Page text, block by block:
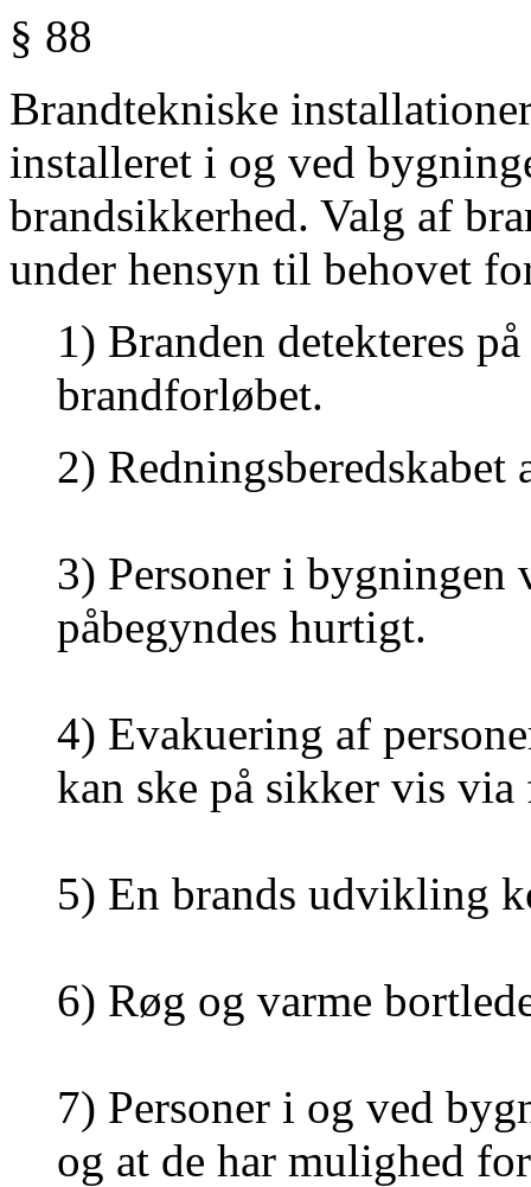
§ 88
Brandtekniske
installeret i og ved
brandsikkerhed. Valg af
under hensyn til behovet
1) Branden detekteres
brandforløbet.
2) Redningsberedskabet
3) Personer i bygningen
påbegyndes hurtigt.
4) Evakuering af
kan ske på sikker vis
5) En brands udvikling
6) Røg og varme
7) Personer i og ved
og at de har mulighed